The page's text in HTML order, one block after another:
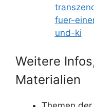
fuer-
und-ki
Weitere
Materialien